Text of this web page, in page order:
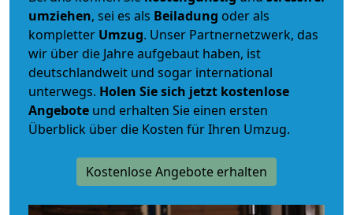
umziehen, sei es als Beiladung oder als
kompletter Umzug. Unser Partnernetzwerk, das
wir über die Jahre aufgebaut haben, ist
deutschlandweit und sogar international
unterwegs. Holen Sie sich jetzt kostenlose
Angebote und erhalten Sie einen ersten
Überblick über die Kosten für Ihren Umzug.
Kostenlose Angebote erhalten